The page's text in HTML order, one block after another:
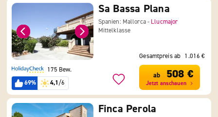
Sa Bassa Plana
Spanien: Mallorca - Llucmajor
Mittelklasse
175 Bew.
69%
4,1/6
Gesamtpreis ab 1.016 €
ab 508 €
Jetzt anschauen
Finca Perola